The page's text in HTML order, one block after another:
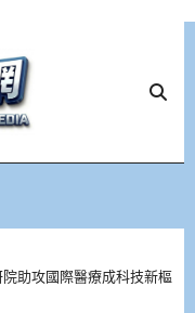
助攻國際醫療成科技新樞